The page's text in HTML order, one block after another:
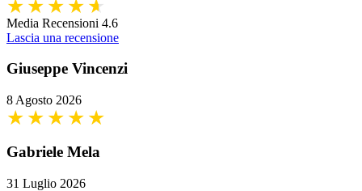
Media Recensioni 4.6
Lascia una recensione
Giuseppe Vincenzi
8 Agosto 2026
Gabriele Mela
31 Luglio 2026